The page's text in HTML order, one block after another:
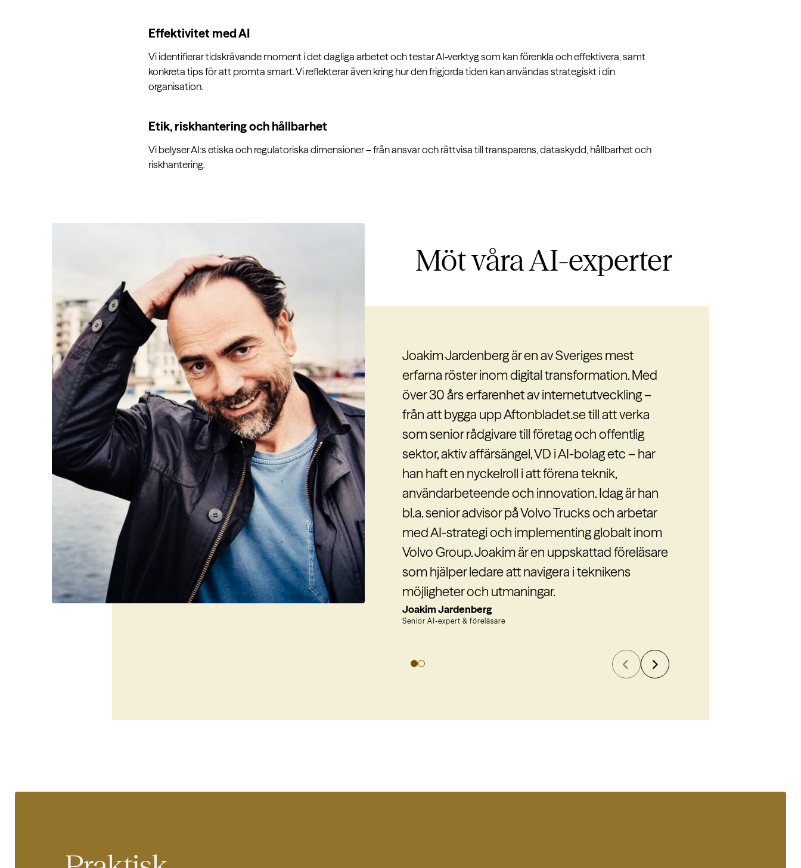
Effektivitet med AI
Vi identifierar tidskrävande moment i det dagliga arbetet och testar AI-verktyg som kan förenkla och effektivera, samt
konkreta tips för att promta smart. Vi reflekterar även kring hur den frigjorda tiden kan användas strategiskt i din
organisation.
Etik, riskhantering och hållbarhet
Vi belyser AI:s etiska och regulatoriska dimensioner – från ansvar och rättvisa till transparens, dataskydd, hållbarhet och
riskhantering.
Möt våraAI-experter
Joakim Jardenberg är en av Sveriges mest
erfarna röster inom digital transformation. Med
över 30 års erfarenhet av internetutveckling –
från att bygga upp Aftonbladet.se till att verka
som senior rådgivare till företag och offentlig
sektor, aktiv affärsängel, VD i AI-bolag etc – har
han haft en nyckelroll i att förena teknik,
användarbeteende och innovation. Idag är han
bl.a. senior advisor på Volvo Trucks och arbetar
med AI-strategi och implementing globalt inom
Volvo Group. Joakim är en uppskattad föreläsare
som hjälper ledare att navigera i teknikens
möjligheter och utmaningar.
Joakim Jardenberg
Senior AI-expert & föreläsare
Christina Andersson är en ledande expert inom
lärande, ledarskapsutveckling och
transformation. Med över 25 års erfarenhet av
ledarskap och digital omställning hjälper hon
organisationer att omsätta strategi till konkret
förändring. Christinas expertis ligger i att koppla
lärande till affärsutveckling och att driva
förändring genom kompetens, AI och hållbara
arbetssätt. Innan Christina började på Novare
Leadership 2020 var hon VD för Hyper Island,
där hon ledde bolagets expansion till
Storbritannien och Singapore.
VD, Novare Leadership